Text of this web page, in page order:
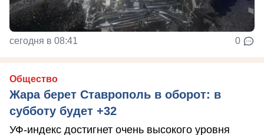
сегодня в 08:41 0
Общество
Жара берет Ставрополь в оборот: в
субботу будет +32
УФ-индекс достигнет очень высокого уровня